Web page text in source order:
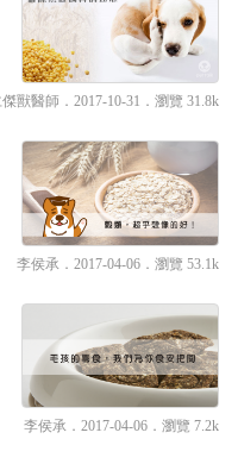
獸醫師 ．2017-10-31． 瀏覽 31.8k
李侯承 ．2017-04-06． 瀏覽 53.1k
李侯承 ．2017-04-06． 瀏覽 7.2k